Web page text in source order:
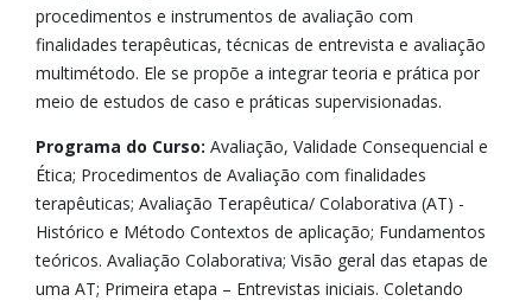
procedimentos e instrumentos de avaliação com
finalidades terapêuticas, técnicas de entrevista e avaliação
multimétodo. Ele se propõe a integrar teoria e prática por
meio de estudos de caso e práticas supervisionadas.
Programa do Curso: Avaliação, Validade Consequencial e
Ética; Procedimentos de Avaliação com finalidades
terapêuticas; Avaliação Terapêutica/ Colaborativa (AT) -
Histórico e Método Contextos de aplicação; Fundamentos
teóricos. Avaliação Colaborativa; Visão geral das etapas de
uma AT; Primeira etapa – Entrevistas iniciais. Coletando